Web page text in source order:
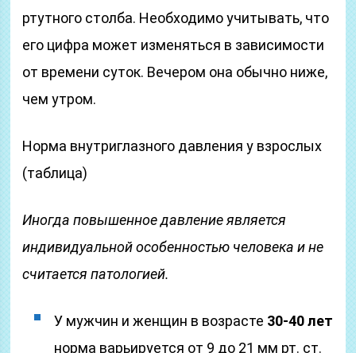
ртутного столба. Необходимо учитывать, что
его цифра может изменяться в зависимости
от времени суток. Вечером она обычно ниже,
чем утром.
Норма внутриглазного давления у взрослых
(таблица)
Иногда повышенное давление является
индивидуальной особенностью человека и не
считается патологией.
У мужчин и женщин в возрасте 30-40 лет
норма варьируется от 9 до 21 мм рт. ст.